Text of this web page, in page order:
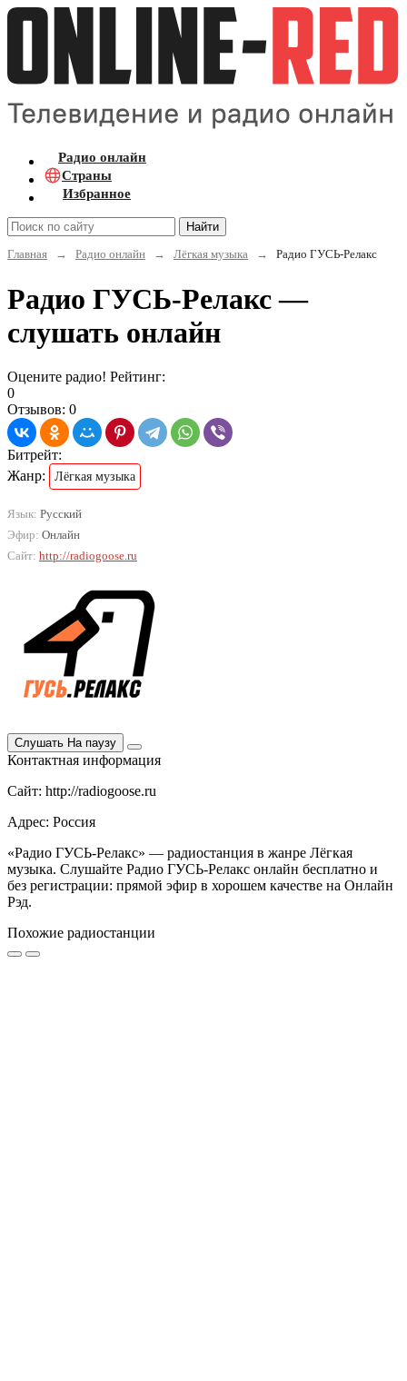
Радио онлайн
Страны
Избранное
Найти
Главная
→ Радио онлайн → Лёгкая музыка → Радио ГУСЬ-Релакс
Радио ГУСЬ-Релакс —
слушать онлайн
Оцените радио! Рейтинг:
0
Отзывов: 0
Битрейт:
Жанр:
Лёгкая музыка
Язык: Русский
Эфир: Онлайн
Сайт: http://radiogoose.ru
Слушать На паузу
Контактная информация
Сайт: http://radiogoose.ru
Адрес: Россия
«Радио ГУСЬ-Релакс» — радиостанция в жанре Лёгкая
музыка. Слушайте Радио ГУСЬ-Релакс онлайн бесплатно и
без регистрации: прямой эфир в хорошем качестве на Онлайн
Рэд.
Похожие радиостанции